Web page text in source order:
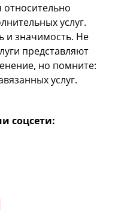
относительно
услуг.
и значимость. Не
представляют
но помните:
услуг.
соцсети: